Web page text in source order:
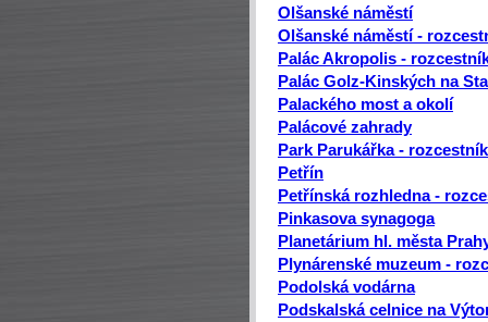
Olšanské náměstí
Olšanské náměstí -
Palác Akropolis -
Palác Golz-Kinských na
Palackého most a okolí
Palácové zahrady
Park Parukářka - rozcestník
Petřín
Petřínská rozhledna -
Pinkasova synagoga
Planetárium hl. města
Plynárenské muzeum -
Podolská vodárna
Podskalská celnice na